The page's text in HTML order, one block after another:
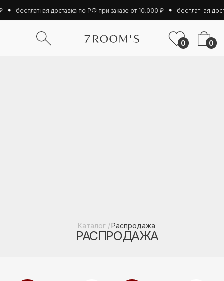
бесплатная доставка по РФ при заказе от 10.000 ₽ бесплатная